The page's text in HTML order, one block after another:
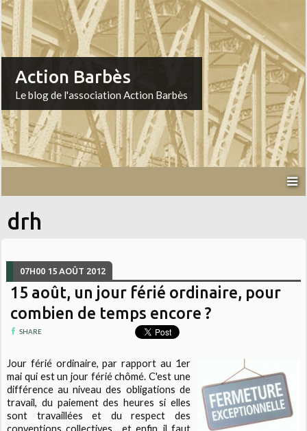
Action Barbès
Le blog de l'association Action Barbès
drh
07H00 15 AOÛT 2012
15 août, un jour férié ordinaire, pour
combien de temps encore ?
SHARE
Jour férié ordinaire, par rapport au 1er
mai qui est un jour férié chômé. C'est une
différence au niveau des obligations de
travail, du paiement des heures si elles
sont travaillées et du respect des
conventions collectives... et enfin, il faut